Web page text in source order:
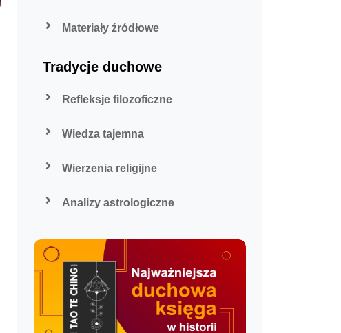
Materiały źródłowe
Tradycje duchowe
Refleksje filozoficzne
Wiedza tajemna
Wierzenia religijne
Analizy astrologiczne